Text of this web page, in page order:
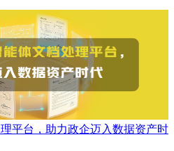
平台，助力政企迈入数据资产时